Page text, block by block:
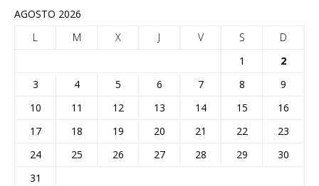
AGOSTO 2026
L
M X J V S
D
1
2
3
4 5 6 7 8
9
10
11 12 13 14 15
16
17
18 19 20 21 22
23
24
25 26 27 28 29
30
31